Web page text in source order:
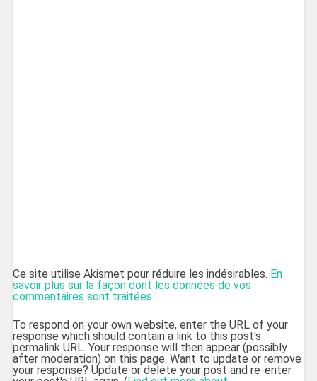
Ce site utilise Akismet pour réduire les indésirables. En
savoir plus sur la façon dont les données de vos
commentaires sont traitées.
To respond on your own website, enter the URL of your
response which should contain a link to this post's
permalink URL. Your response will then appear (possibly
after moderation) on this page. Want to update or remove
your response? Update or delete your post and re-enter